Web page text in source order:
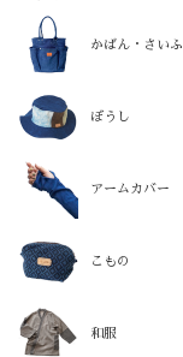
かばん・さいふ
ぼうし
アームカバー
こもの
和服